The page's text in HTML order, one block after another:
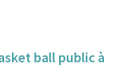
ball public à